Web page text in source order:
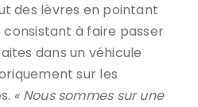
des lèvres en pointant
consistant à faire passer
dans un véhicule
sur les
« Nous sommes sur une